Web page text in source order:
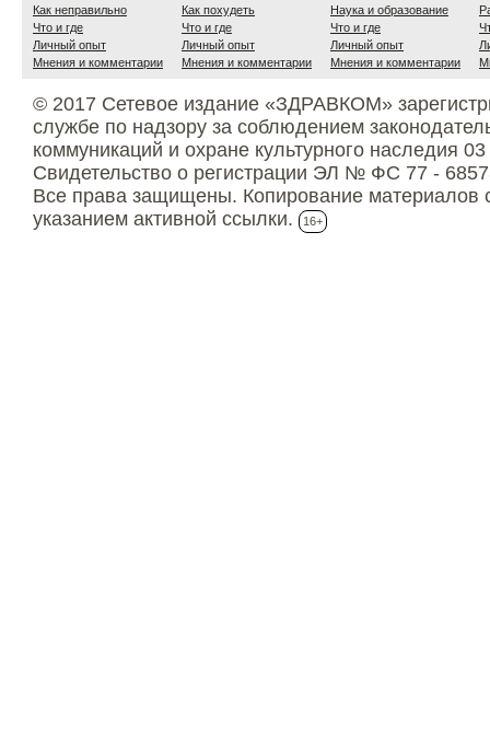
Как неправильно
Что и где
Личный опыт
Мнения и комментарии
Как похудеть
Что и где
Личный опыт
Мнения и комментарии
Наука и образование
Что и где
Личный опыт
Мнения и комментарии
© 2017 Сетевое издание «ЗДРАВКОМ»
службе по надзору за соблюдением
коммуникаций и охране культурного наследия
Свидетельство о регистрации ЭЛ № ФС 77 -
Все права защищены. Копирование материалов
указанием активной ссылки.
16+